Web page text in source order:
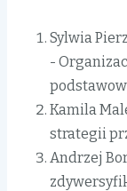
Sylwia
-
Kamila
strategii
Andrzej